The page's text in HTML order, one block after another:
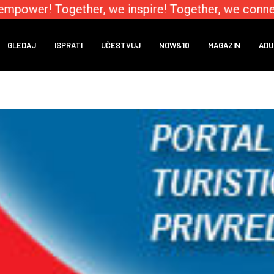
Together, we inspire! Together, we
GLEDAJ ISPRATI UČESTVUJ NOW&10 MAGAZIN